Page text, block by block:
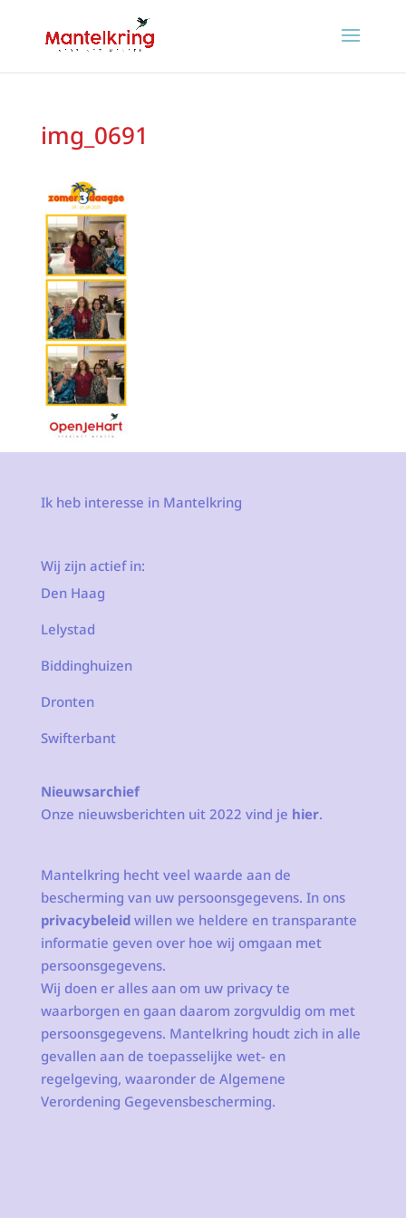
img_0691
Ik heb interesse in Mantelkring
Wij zijn actief in:
Den Haag
Lelystad
Biddinghuizen
Dronten
Swifterbant
Nieuwsarchief
Onze nieuwsberichten uit 2022 vind je hier.
Mantelkring hecht veel waarde aan de
bescherming van uw persoonsgegevens. In ons
privacybeleidwillen we heldere en transparante
informatie geven over hoe wij omgaan met
persoonsgegevens.
Wij doen er alles aan om uw privacy te
waarborgen en gaan daarom zorgvuldig om met
persoonsgegevens. Mantelkring houdt zich in alle
gevallen aan de toepasselijke wet- en
regelgeving, waaronder de Algemene
Verordening Gegevensbescherming.